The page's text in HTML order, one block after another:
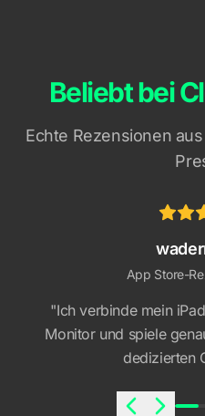
Beliebt bei
Echte Rezensionen
App Store-
"Ich verbinde mein
Monitor und spiele
dedizierten